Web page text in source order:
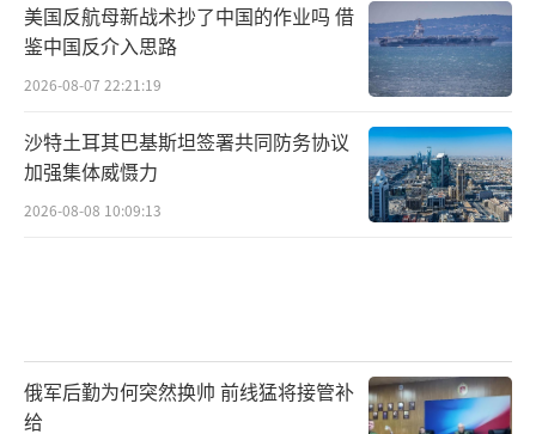
美国反航母新战术抄了中国的作业吗 借
鉴中国反介入思路
2026-08-07 22:21:19
沙特土耳其巴基斯坦签署共同防务协议
加强集体威慑力
2026-08-08 10:09:13
俄军后勤为何突然换帅 前线猛将接管补
给